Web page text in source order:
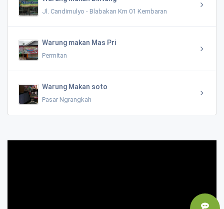
Jl. Candimulyo - Blabakan Km 01 Kembaran
Warung makan Mas Pri
Permitan
Warung Makan soto
Pasar Ngrangkah